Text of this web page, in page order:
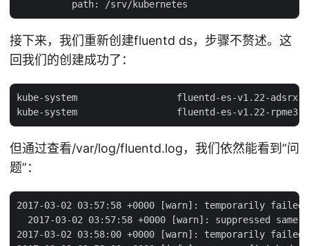
接下来，我们重新创建fluentd ds，步骤不赘述。这
回我们的创建成功了：
kube-system                  fluentd-es-v1.22-
但通过查看/var/log/fluentd.log，我们依然能看到“问
题”：
2017-03-02 03:57:58 +0000 [warn]: temporarily
2017-03-02 03:57:58 +0000 [warn]: suppressed same
2017-03-02 03:58:00 +0000 [warn]: temporarily